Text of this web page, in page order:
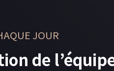
JOUR
de